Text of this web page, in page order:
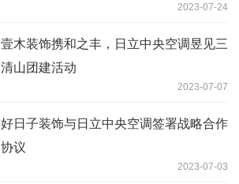
2023-07-24
壹木装饰携和之丰，日立中央空调昱见三
清山团建活动
2023-07-07
好日子装饰与日立中央空调签署战略合作
协议
2023-07-03